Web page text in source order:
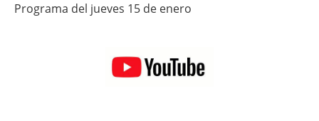
Programa del jueves 15 de enero